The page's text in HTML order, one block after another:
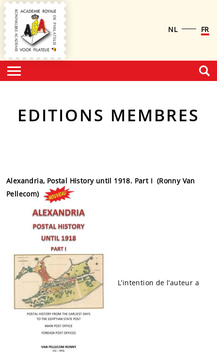
NL FR
EDITIONS MEMBRES
Alexandria, Postal History until 1918. Part I (Ronny Van
Pellecom)
L’intention de l’auteur a